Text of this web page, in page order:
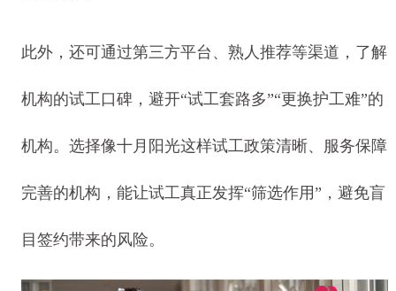
此外，还可通过第三方平台、熟人推荐等渠道，了解
机构的试工口碑，避开“试工套路多”“更换护工难”的
机构。选择像十月阳光这样试工政策清晰、服务保障
完善的机构，能让试工真正发挥“筛选作用”，避免盲
目签约带来的风险。